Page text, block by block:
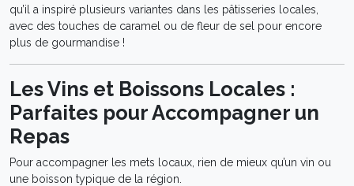
qu’il a inspiré plusieurs variantes dans les pâtisseries locales,
avec des touches de caramel ou de fleur de sel pour encore
plus de gourmandise !
Les Vins et Boissons Locales :
Parfaites pour Accompagner un
Repas
Pour accompagner les mets locaux, rien de mieux qu’un vin ou
une boisson typique de la région.